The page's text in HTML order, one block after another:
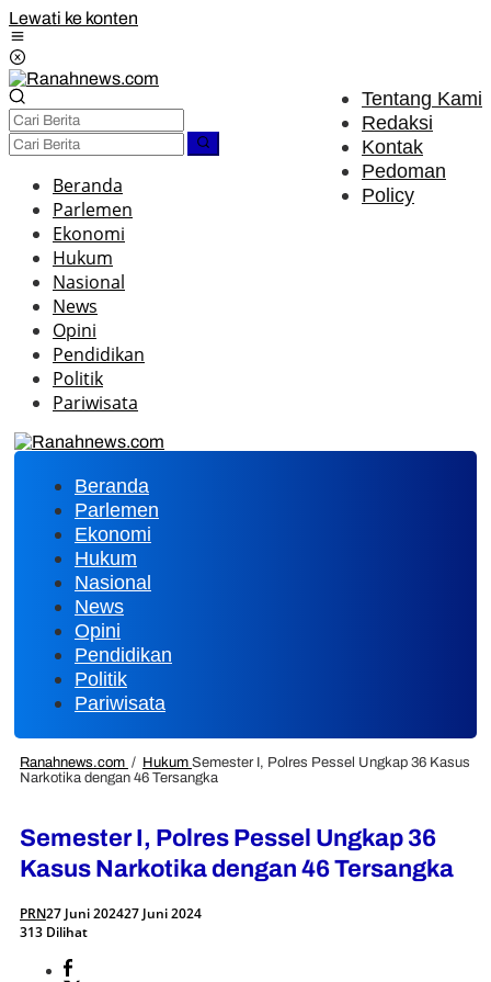
Lewati ke konten
Tentang Kami
Redaksi
Kontak
Pedoman
Policy
Beranda
Parlemen
Ekonomi
Hukum
Nasional
News
Opini
Pendidikan
Politik
Pariwisata
Beranda
Parlemen
Ekonomi
Hukum
Nasional
News
Opini
Pendidikan
Politik
Pariwisata
Ranahnews.com / Hukum Semester I, Polres Pessel Ungkap 36 Kasus
Narkotika dengan 46 Tersangka
Semester I, Polres Pessel Ungkap 36
Kasus Narkotika dengan 46 Tersangka
PRN27 Juni 202427 Juni 2024
313 Dilihat